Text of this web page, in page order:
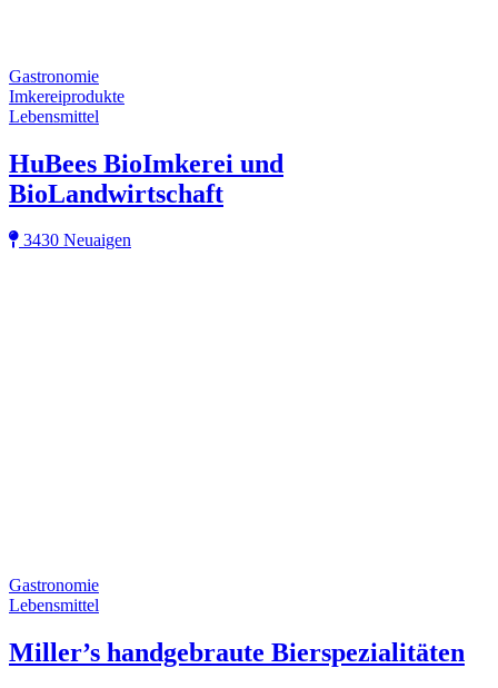
Gastronomie
Imkereiprodukte
Lebensmittel
HuBees BioImkerei und
BioLandwirtschaft
3430 Neuaigen
Gastronomie
Lebensmittel
Miller’s handgebraute Bierspezialitäten